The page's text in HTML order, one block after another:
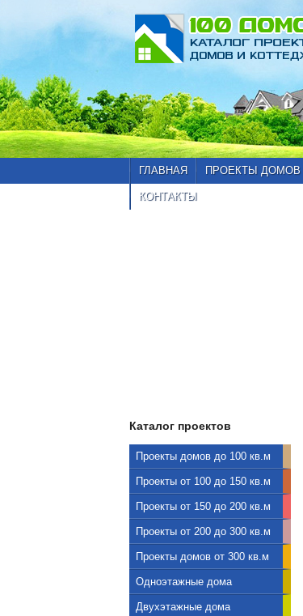
ГЛАВНАЯ ПРОЕКТЫ ДОМОВ
КОНТАКТЫ
Каталог проектов
Проекты домов до 100 кв.м
Проекты от 100 до 150 кв.м
Проекты от 150 до 200 кв.м
Проекты от 200 до 300 кв.м
Проекты домов от 300 кв.м
Одноэтажные дома
Двухэтажные дома